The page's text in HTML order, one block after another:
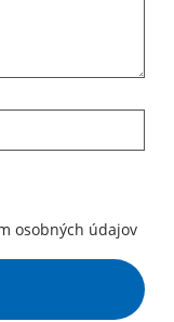
osobných údajov